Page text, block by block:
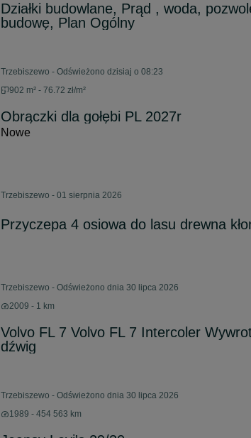
Działki budowlane, Prąd , woda,
budowę, Plan Ogólny
Trzebiszewo - Odświeżono dzisiaj o 08:23
902 m² - 76.72 zł/m²
Obrączki dla gołębi PL 2027r
Nowe
Trzebiszewo - 01 sierpnia 2026
Przyczepa 4 osiowa do lasu drewna
Trzebiszewo - Odświeżono dnia 30 lipca 2026
2009 - 1 km
Volvo FL 7 Volvo FL 7 Intercoler
dźwig
Trzebiszewo - Odświeżono dnia 30 lipca 2026
1989 - 454 563 km